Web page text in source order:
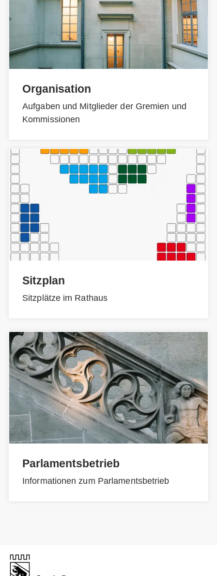
Organisation
Aufgaben und Mitglieder der Gremien und
Kommissionen
Sitzplan
Sitzplätze im Rathaus
Parlamentsbetrieb
Informationen zum Parlamentsbetrieb